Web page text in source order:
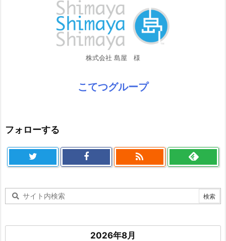
株式会社 島屋 様
こてつグループ
フォローする

2026年8月